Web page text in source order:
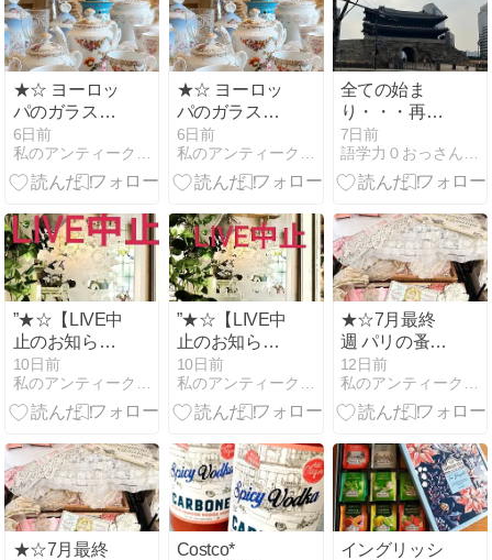
★☆ ヨーロッ
パのガラスと
陶器市 ★☆
6日前
私のアンティーク物語
★☆ ヨーロッ
パのガラスと
陶器市 ★☆
6日前
私のアンティーク物語・.。*.・o.
全ての始ま
り・・・再出
発韓国編 ６
7日前
語学力０おっさんが営む西洋骨董店の日常ブログ
”★☆【LIVE中
止のお知ら
せ】7月最終
週 パリの蚤の
市 ★☆”
10日前
私のアンティーク物語・.。*.・o.
”★☆【LIVE中
止のお知ら
せ】7月最終
週 パリの蚤の
市 ★☆”
10日前
私のアンティーク物語
★☆7月最終
週 パリの蚤の
市 ★☆
12日前
私のアンティーク物語・.。*.・o.
★☆7月最終
Costco*
イングリッシ